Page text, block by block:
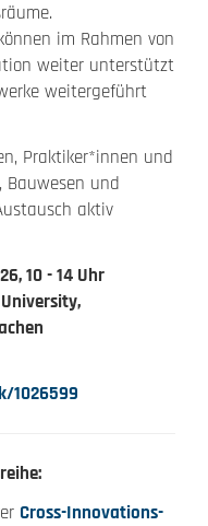
im Rahmen von
weiter unterstützt
weitergeführt
Praktiker*innen und
Bauwesen und
aktiv
10 - 14 Uhr
1026599
Cross-Innovations-